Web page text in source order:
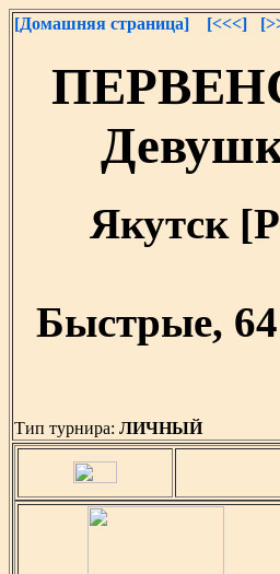
[Домашняя страница] [<<<]
Якутск
Быстрые,
Тип турнира: ЛИЧНЫЙ